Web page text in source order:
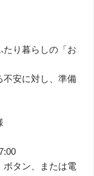
たり暮らしの「お
不安に対し、準備
タン、または電